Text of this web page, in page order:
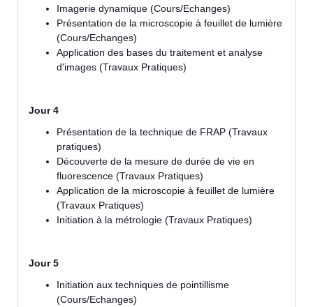
Imagerie dynamique (Cours/Echanges)
Présentation de la microscopie à feuillet de lumière
(Cours/Echanges)
Application des bases du traitement et analyse
d'images (Travaux Pratiques)
Jour 4
Présentation de la technique de FRAP (Travaux
pratiques)
Découverte de la mesure de durée de vie en
fluorescence (Travaux Pratiques)
Application de la microscopie à feuillet de lumière
(Travaux Pratiques)
Initiation à la métrologie (Travaux Pratiques)
Jour 5
Initiation aux techniques de pointillisme
(Cours/Echanges)